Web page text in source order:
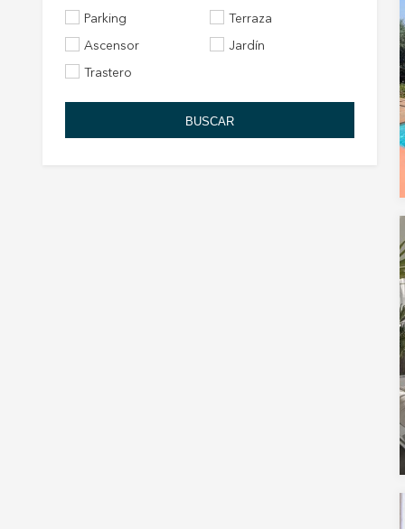
Parking Terraza
Ascensor Jardín
Trastero
BUSCAR